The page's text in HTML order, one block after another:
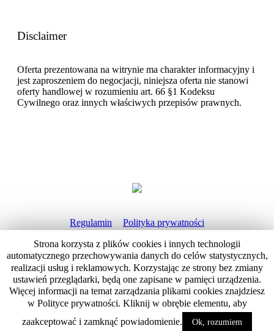
Disclaimer
Oferta prezentowana na witrynie ma charakter informacyjny i
jest zaproszeniem do negocjacji, niniejsza oferta nie stanowi
oferty handlowej w rozumieniu art. 66 §1 Kodeksu
Cywilnego oraz innych właściwych przepisów prawnych.
Regulamin
Polityka prywatności
Obowiązek Informacyjny
Gabinety Psychoterapii PoRozumienie | 2018
Strona korzysta z plików cookies i innych technologii
automatycznego przechowywania danych do celów statystycznych,
realizacji usług i reklamowych. Korzystając ze strony bez zmiany
ustawień przeglądarki, będą one zapisane w pamięci urządzenia.
Więcej informacji na temat zarządzania plikami cookies znajdziesz
w Polityce prywatności. Kliknij w obrębie elementu, aby
zaakceptować i zamknąć powiadomienie.
Ok, rozumiem